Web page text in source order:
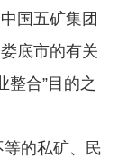
国五矿集团
底市的有关
整合”目的之
的私矿、民